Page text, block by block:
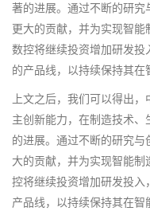
著的进展。通过不断的研究
更大的贡献，并为实现智
数控将继续投资增加研发
的产品线，以持续保持其在
上文之后，我们可以得出
主创新能力，在制造技术
的进展。通过不断的研究
大的贡献，并为实现智能
控将继续投资增加研发投入
产品线，以持续保持其在智